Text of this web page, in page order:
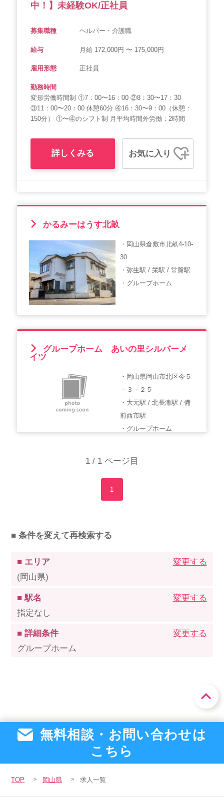
中！】未経験OK/正社員
募集職種 ヘルパー・介護職
給与 月給 172,000円 〜 175,000円
雇用形態 正社員
勤務時間
変形労働時間制 ①7：00〜16：00 ②8：30〜17：30
③11：00〜20：00 休憩60分 ④16：30〜9：00（休憩：
150分） ①〜④のシフト制 月平均時間外労働：2時間
詳しくみる お気に入り
かるみーはうす北畝
・岡山県倉敷市北畝4-10-
30
・弥生駅 / 栄駅 / 常盤駅
・グループホーム
グループホーム あいの里シルバーメ
イツ
・岡山県岡山市北区今５
－３－２５
・大元駅 / 北長瀬駅 / 備
前西市駅
・グループホーム
1 / 1 ページ目
1
■ 条件を変えて再検索する
■ エリア
(岡山県)
変更する
■ 駅名
指定なし
変更する
■ 詳細条件
グループホーム
変更する
無料相談・お問い合わせは
こちら
TOP 岡山県 求人一覧